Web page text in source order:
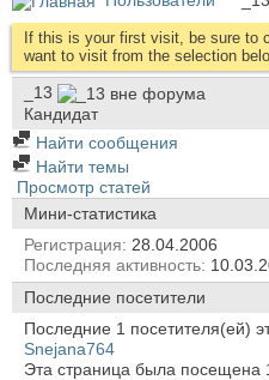
If this is your first visit, be sure to
want to visit from the selection
_13
Кандидат
Найти сообщения
Найти темы
Просмотр статей
Мини-статистика
Регистрация
28.04.2006
Последняя активность
Последние посетители
Последние 1 посетителя(ей)
Snejana764
Эта страница была посещена